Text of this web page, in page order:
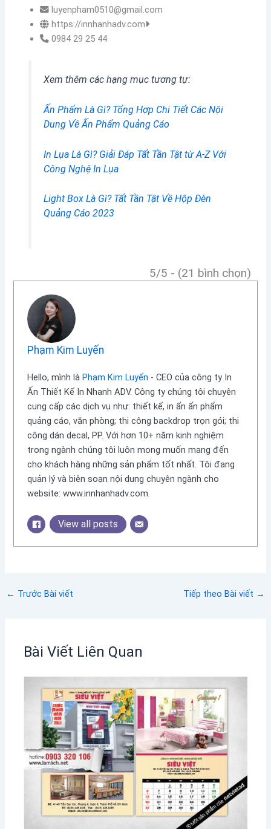
luyenpham0510@gmail.com
https://innhanhadv.com
0984 29 25 44
Xem thêm các hạng mục tương tự:
Ấn Phẩm Là Gì? Tổng Hợp Chi Tiết Các Nội
Dung Về Ấn Phẩm Quảng Cáo
In Lụa Là Gì? Giải Đáp Tất Tần Tật từ A-Z Với
Công Nghệ In Lụa
Light Box Là Gì? Tất Tần Tật Về Hộp Đèn
Quảng Cáo 2023
5/5 - (21 bình chọn)
Phạm Kim Luyến
Hello, mình làPhạm Kim Luyến - CEO của công ty In
Ấn Thiết Kế In Nhanh ADV. Công ty chúng tôi chuyên
cung cấp các dịch vụ như: thiết kế, in ấn ấn phẩm
quảng cáo, văn phòng; thi công backdrop trọn gói; thi
công dán decal, PP. Với hơn 10+ năm kinh nghiệm
trong ngành chúng tôi luôn mong muốn mang đến
cho khách hàng những sản phẩm tốt nhất. Tôi đang
quản lý và biên soạn nội dung chuyên ngành cho
website: www.innhanhadv.com.
View all posts
← Trước Bài viết Tiếp theo Bài viết →
Bài Viết Liên Quan